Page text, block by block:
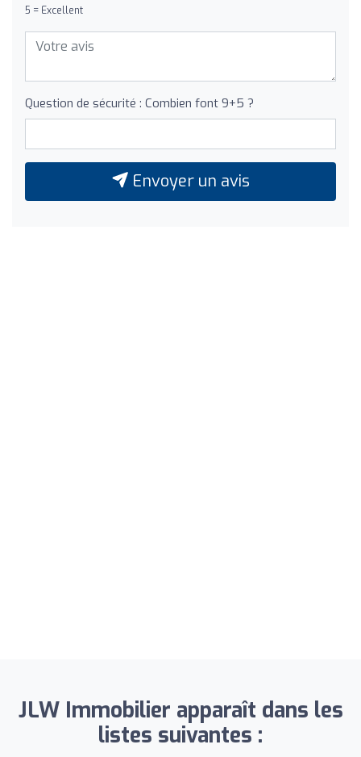
5 = Excellent
Question de sécurité : Combien font 9+5 ?
Envoyer un avis
JLW Immobilier apparaît dans les
listes suivantes :